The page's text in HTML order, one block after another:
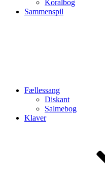
Koralbog
Sammenspil
Fællessang
Diskant
Salmebog
Klaver